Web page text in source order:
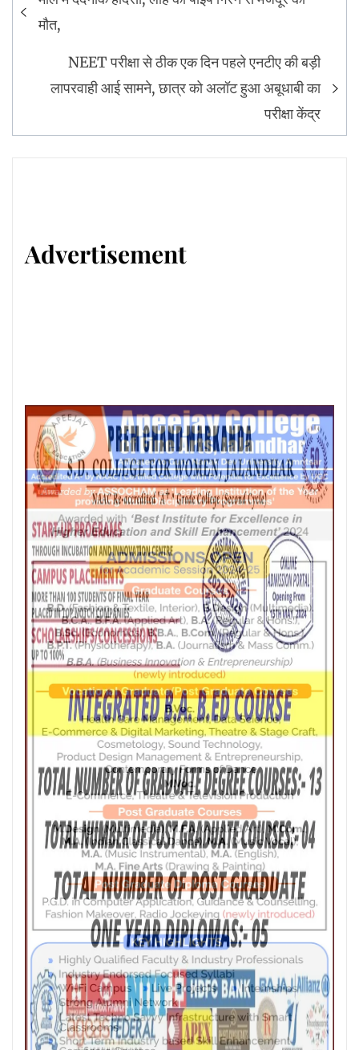
navigation
मौत,
NEET परीक्षा से ठीक एक दिन पहले एनटीए की बड़ी
लापरवाही आई सामने, छात्र को अलॉट हुआ अबूधाबी का
परीक्षा केंद्र
Advertisement